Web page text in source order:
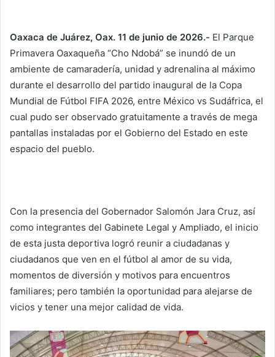
Oaxaca de Juárez, Oax. 11 de junio de 2026.- El Parque
Primavera Oaxaqueña “Cho Ndobá” se inundó de un
ambiente de camaradería, unidad y adrenalina al máximo
durante el desarrollo del partido inaugural de la Copa
Mundial de Fútbol FIFA 2026, entre México vs Sudáfrica, el
cual pudo ser observado gratuitamente a través de mega
pantallas instaladas por el Gobierno del Estado en este
espacio del pueblo.
Con la presencia del Gobernador Salomón Jara Cruz, así
como integrantes del Gabinete Legal y Ampliado, el inicio
de esta justa deportiva logró reunir a ciudadanas y
ciudadanos que ven en el fútbol al amor de su vida,
momentos de diversión y motivos para encuentros
familiares; pero también la oportunidad para alejarse de
vicios y tener una mejor calidad de vida.